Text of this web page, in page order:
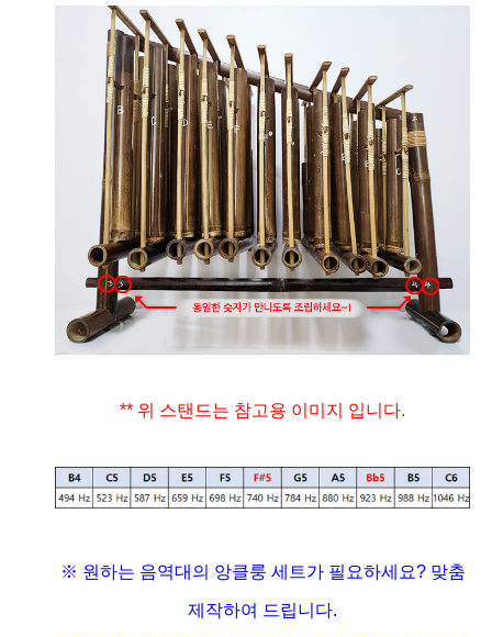
** 위 스탠드는 참고용 이미지 입니다.
※ 원하는 음역대의 앙클룽 세트가 필요하세요? 맞춤
제작하여 드립니다.